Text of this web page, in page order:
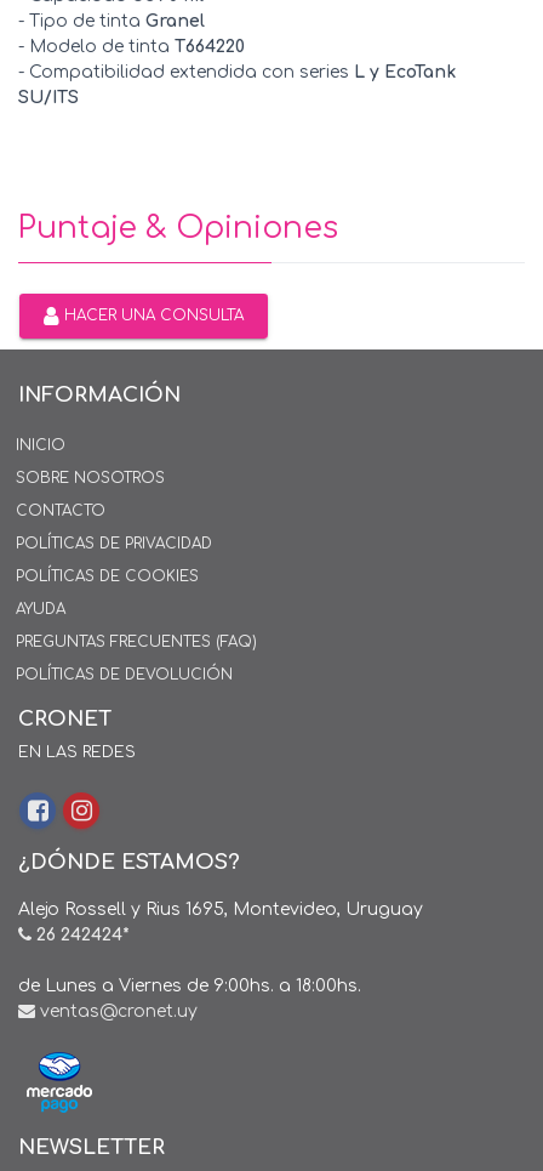
- Tipo de tinta Granel
- Modelo de tinta T664220
- Compatibilidad extendida con series L y EcoTank
SU/ITS
Puntaje & Opiniones
HACER UNA CONSULTA
INFORMACIÓN
INICIO
SOBRE NOSOTROS
CONTACTO
POLÍTICAS DE PRIVACIDAD
POLÍTICAS DE COOKIES
AYUDA
PREGUNTAS FRECUENTES (FAQ)
POLÍTICAS DE DEVOLUCIÓN
CRONET
EN LAS REDES
¿DÓNDE ESTAMOS?
Alejo Rossell y Rius 1695, Montevideo, Uruguay
26 242424*
de Lunes a Viernes de 9:00hs. a 18:00hs.
ventas@cronet.uy
NEWSLETTER